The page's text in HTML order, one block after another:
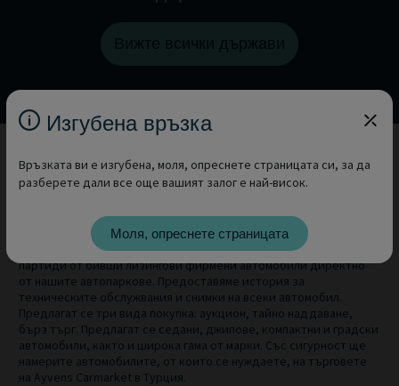
професионални търговци на автомобили. Ако се нуждаете от
употребявани фирмени автомобили, ние имаме нещо за вас. С
нашите търгове за автомобили в Турция можете да закупите
партиди от бивши лизингови фирмени автомобили директно
от нашите автопаркове. Предоставяме история за
техническите обслужвания и снимки на всеки автомобил.
Предлагат се три вида покупка: аукцион, тайно наддаване,
бърз търг. Предлагат се седани, джипове, компактни и градски
автомобили, както и широка гама от марки. Със сигурност ще
намерите автомобилите, от които се нуждаете, на търговете
на Ayvens Carmarket в Турция.
Изгубена връзка
Връзката ви е изгубена, моля, опреснете страницата си, за да
разберете дали все още вашият залог е най-висок.
Моля, опреснете страницата